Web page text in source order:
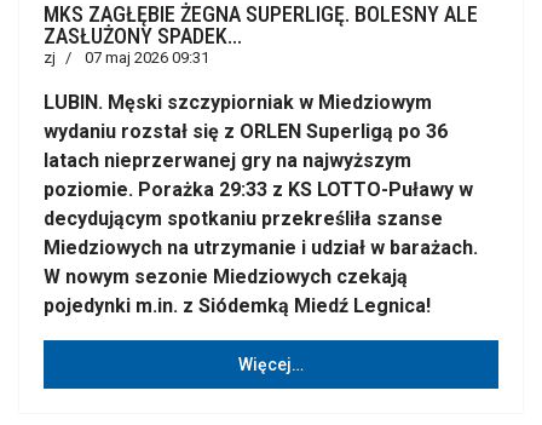
MKS ZAGŁĘBIE ŻEGNA SUPERLIGĘ. BOLESNY ALE
ZASŁUŻONY SPADEK...
zj 07 maj 2026 09:31
LUBIN. Męski szczypiorniak w Miedziowym
wydaniu rozstał się z ORLEN Superligą po 36
latach nieprzerwanej gry na najwyższym
poziomie. Porażka 29:33 z KS LOTTO-Puławy w
decydującym spotkaniu przekreśliła szanse
Miedziowych na utrzymanie i udział w barażach.
W nowym sezonie Miedziowych czekają
pojedynki m.in. z Siódemką Miedź Legnica!
Więcej…